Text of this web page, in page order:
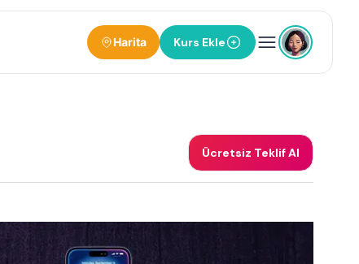
Harita Kurs Ekle
Ücretsiz Teklif Al